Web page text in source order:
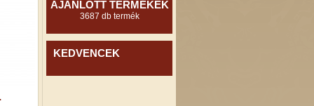
AJÁNLOTT TERMÉKEK
3687 db termék
KEDVENCEK